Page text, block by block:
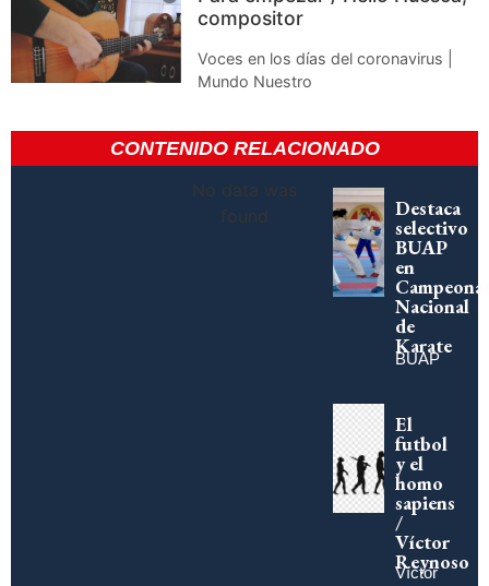
compositor
Voces en los días del coronavirus |
Mundo Nuestro
CONTENIDO RELACIONADO
No data was
found
Destaca
selectivo
BUAP
en
Nacional
de
Karate
BUAP
El
futbol
y el
homo
sapiens
/
Víctor
Reynoso
Víctor